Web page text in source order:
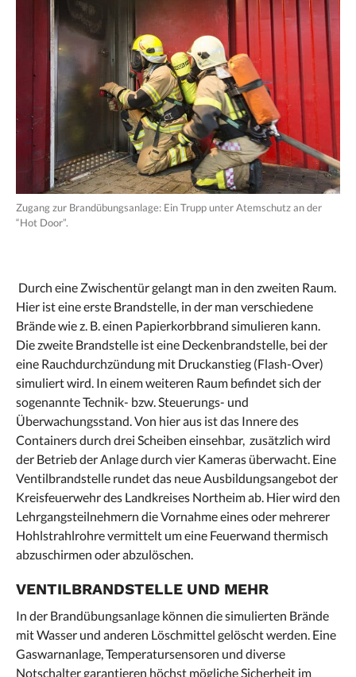
Zugang zur Brandübungsanlage: Ein Trupp unter Atemschutz an der
“Hot Door”.
Durch eine Zwischentür gelangt man in den zweiten Raum.
Hier ist eine erste Brandstelle, in der man verschiedene
Brände wie z. B. einen Papierkorbbrand simulieren kann.
Die zweite Brandstelle ist eine Deckenbrandstelle, bei der
eine Rauchdurchzündung mit Druckanstieg (Flash-Over)
simuliert wird. In einem weiteren Raum befindet sich der
sogenannte Technik- bzw. Steuerungs- und
Überwachungsstand. Von hier aus ist das Innere des
Containers durch drei Scheiben einsehbar, zusätzlich wird
der Betrieb der Anlage durch vier Kameras überwacht. Eine
Ventilbrandstelle rundet das neue Ausbildungsangebot der
Kreisfeuerwehr des Landkreises Northeim ab. Hier wird den
Lehrgangsteilnehmern die Vornahme eines oder mehrerer
Hohlstrahlrohre vermittelt um eine Feuerwand thermisch
abzuschirmen oder abzulöschen.
VENTILBRANDSTELLE UND MEHR
In der Brandübungsanlage können die simulierten Brände
mit Wasser und anderen Löschmittel gelöscht werden. Eine
Gaswarnanlage, Temperatursensoren und diverse
Notschalter garantieren höchst mögliche Sicherheit im